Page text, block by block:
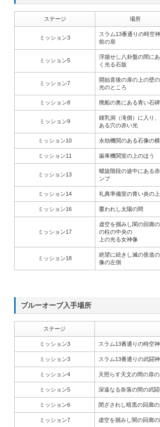
ステージ 場所
ミッション3
スラム13番通りの時空
前の扉
ミッション5
浮揚せし八卦盤の間に
く光る石版
ミッション7
開始直後の扉の上の壁
光のところ
ミッション8 廃船の奥にある青い石碑
ミッション9
鍾乳洞（滝側）に入り
ある穴の赤い光
ミッション10 永劫機関のある石像の横
ミッション11 歯車機関室の上のほう
ミッション13
螺旋階段の途中にある
ンプ
ミッション14 礼典準備室の青い炎の上
ミッション16 覆われし太陽の間
ミッション17
虚空を掴みし闇の回廊
の柱の中央の
上の光る女神像
ミッション18
絶望に続きし滅の羨道
像の左側
ブルーオーブ入手場所
ステージ
ミッション3 スラム13番通りの時空
ミッション3 スラム13番通りの武闘
ミッション4 天照らす天文の間の扉の
ミッション5 深遠なる奈落の間の武闘
ミッション6 閉ざされし暗黒の回廊
ミッション7 虚空を掴みし闇の回廊